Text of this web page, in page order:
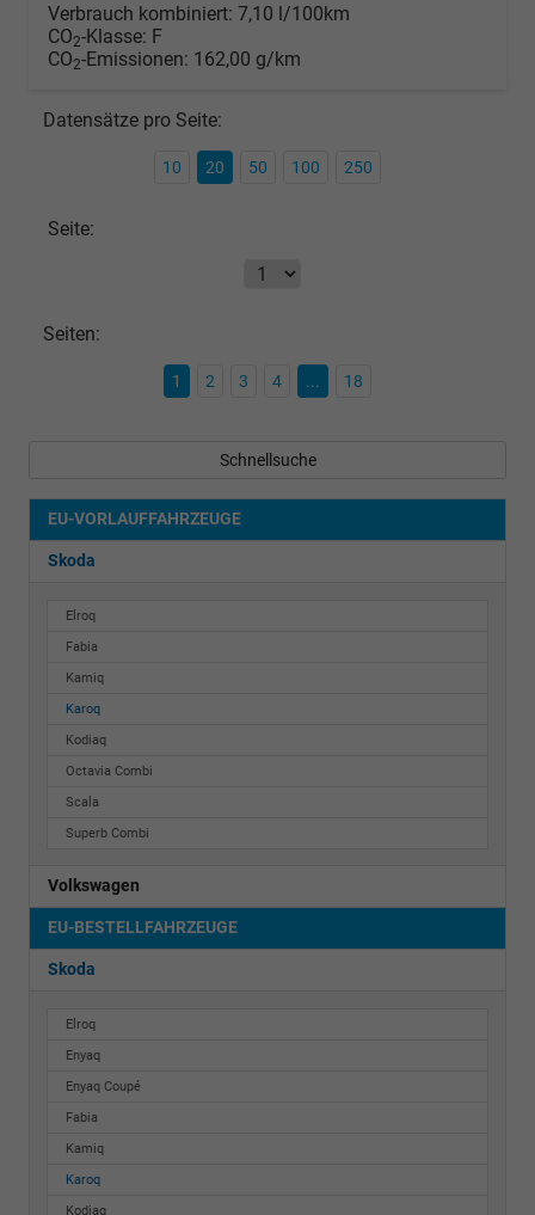
Verbrauch kombiniert: 7,10 l/100km
CO2-Klasse: F
CO2-Emissionen: 162,00 g/km
Datensätze pro Seite:
10 20 50 100 250
Seite:
Seiten:
1 2 3 4 ... 18
Schnellsuche
EU-VORLAUFFAHRZEUGE
Skoda
Elroq
Fabia
Kamiq
Karoq
Kodiaq
Octavia Combi
Scala
Superb Combi
Volkswagen
EU-BESTELLFAHRZEUGE
Skoda
Elroq
Enyaq
Enyaq Coupé
Fabia
Kamiq
Karoq
Kodiaq